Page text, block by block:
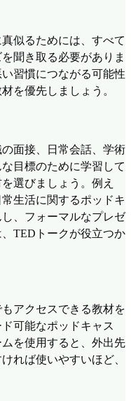
似るためには、すべて
聞き取る必要がありま
習慣につながる可能性
を優先しましょう。
面接、日常会話、学術
目標のために学習して
選びましょう。例え
生活に関するポッドキ
、フォーマルなプレゼ
TEDトークが役立つか
アクセスできる教材を
可能なポッドキャス
を使用すると、外出先
れば使いやすいほど、